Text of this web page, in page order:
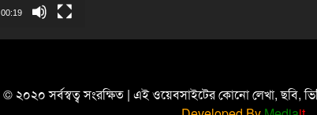
00:19
© ২০২০ সর্বস্বত্ব সংরক্ষিত | এই ওয়েবসাইটের কোনো লেখা, ছবি,